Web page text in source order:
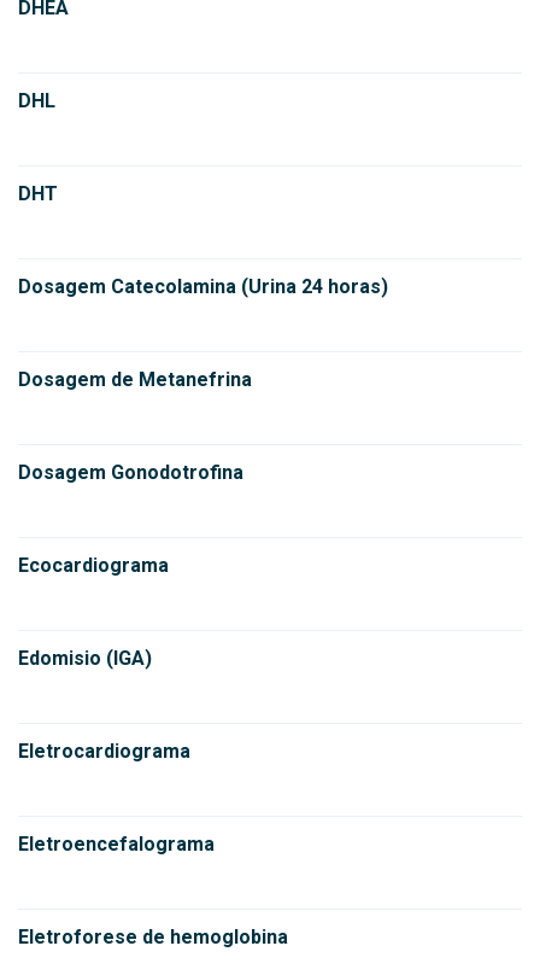
DHEA
DHL
DHT
Dosagem Catecolamina (Urina 24 horas)
Dosagem de Metanefrina
Dosagem Gonodotrofina
Ecocardiograma
Edomisio (IGA)
Eletrocardiograma
Eletroencefalograma
Eletroforese de hemoglobina